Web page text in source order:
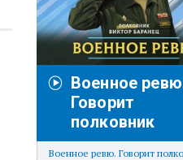
Военное
Говорит
полковник
Военное ревю. Говорит